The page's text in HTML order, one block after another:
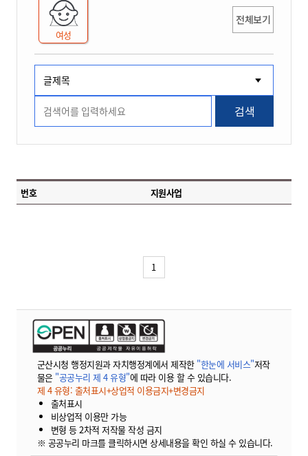
여성
전체보기
검색
번호 지원사업
1
군산시청 행정지원과 자치행정계에서 제작한 "한눈에 서비스"저작
물은 "공공누리 제 4 유형"에 따라 이용 할 수 있습니다.
제 4 유형: 출처표시+상업적 이용금지+변경금지
출처표시
비상업적 이용만 가능
변형 등 2차적 저작물 작성 금지
※ 공공누리 마크를 클릭하시면 상세내용을 확인 하실 수 있습니다.